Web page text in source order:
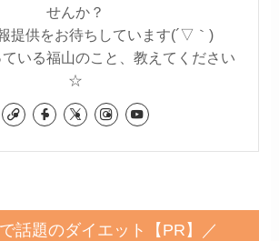
せんか？
提供をお待ちしています(´▽｀)
いる福山のこと、教えてください
☆
話題のダイエット【PR】／